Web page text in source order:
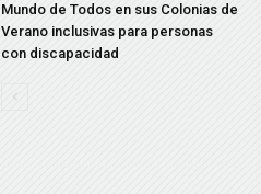
Mundo de Todos en sus Colonias de
Verano inclusivas para personas
con discapacidad